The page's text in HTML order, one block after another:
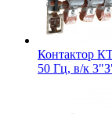
Контактор
50 Гц, в/к